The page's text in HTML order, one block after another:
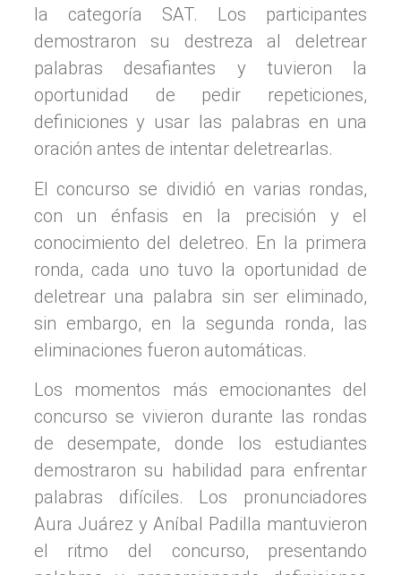
la categoría SAT. Los participantes
demostraron su destreza al deletrear
palabras desafiantes y tuvieron la
oportunidad de pedir repeticiones,
definiciones y usar las palabras en una
oración antes de intentar deletrearlas.
El concurso se dividió en varias rondas,
con un énfasis en la precisión y el
conocimiento del deletreo. En la primera
ronda, cada uno tuvo la oportunidad de
deletrear una palabra sin ser eliminado,
sin embargo, en la segunda ronda, las
eliminaciones fueron automáticas.
Los momentos más emocionantes del
concurso se vivieron durante las rondas
de desempate, donde los estudiantes
demostraron su habilidad para enfrentar
palabras difíciles. Los pronunciadores
Aura Juárez y Aníbal Padilla mantuvieron
el ritmo del concurso, presentando